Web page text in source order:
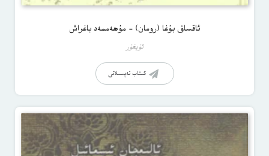
ئاقساق بۇغا (رومان) – مۇھەممەد باغراش
ئۇيغۇر
كىتاب تەپسىلاتى